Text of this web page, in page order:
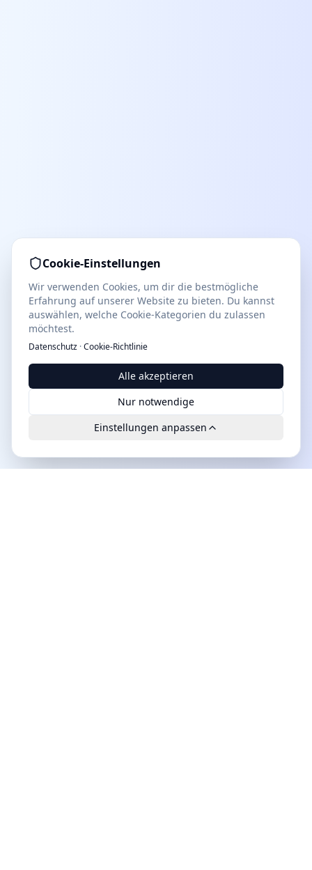
Cookie-Einstellungen
Wir verwenden Cookies, um dir die bestmögliche
Erfahrung auf unserer Website zu bieten. Du kannst
auswählen, welche Cookie-Kategorien du zulassen
möchtest.
Datenschutz ·Cookie-Richtlinie
Alle akzeptieren
Nur notwendige
Einstellungen anpassen